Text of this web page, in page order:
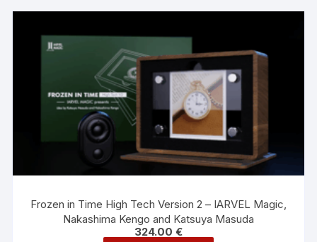
Frozen in Time High Tech Version 2 – IARVEL Magic,
Nakashima Kengo and Katsuya Masuda
324.00 €